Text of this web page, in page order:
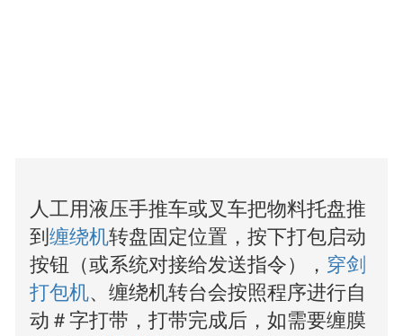
人工用液压手推车或叉车把物料托盘推
到 缠绕机转盘固定位置，按下打包启动
按钮（或系统对接给发送指令）， 穿剑
打包机、缠绕机转台会按照程序进行自
动 ＃字打带，打带完成后，如需要缠膜